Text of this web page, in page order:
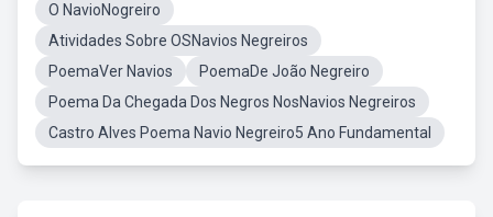
O NavioNogreiro
Atividades Sobre OSNavios Negreiros
PoemaVer Navios
PoemaDe João Negreiro
Poema Da Chegada Dos Negros NosNavios Negreiros
Castro Alves Poema Navio Negreiro5 Ano Fundamental